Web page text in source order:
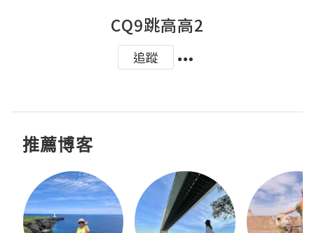
CQ9跳高高2
追蹤
推薦博客